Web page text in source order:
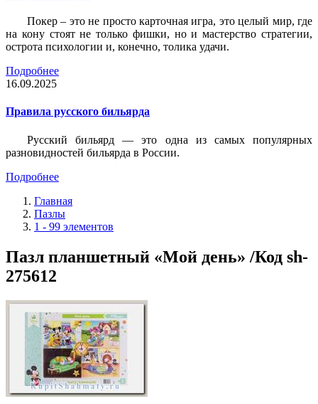
Покер – это не просто карточная игра, это целый мир, где
на кону стоят не только фишки, но и мастерство стратегии,
острота психологии и, конечно, толика удачи.
Подробнее
16.09.2025
Правила русского бильярда
Русский бильярд — это одна из самых популярных
разновидностей бильярда в России.
Подробнее
Главная
Пазлы
1 - 99 элементов
Пазл планшетный «Мой день» /Код sh-
275612